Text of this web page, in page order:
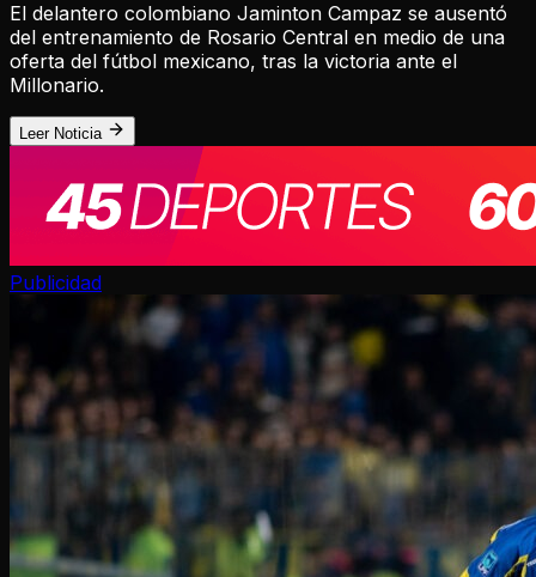
El delantero colombiano Jaminton Campaz se ausentó
del entrenamiento de Rosario Central en medio de una
oferta del fútbol mexicano, tras la victoria ante el
Millonario.
Leer Noticia
Publicidad